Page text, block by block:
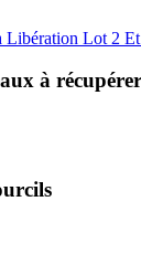
Libération Lot 2
à